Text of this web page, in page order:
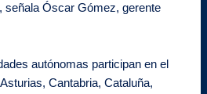
señala Óscar Gómez, gerente
autónomas participan en el
Cantabria, Cataluña,